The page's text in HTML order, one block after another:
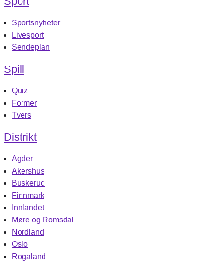
Sportsnyheter
Livesport
Sendeplan
Spill
Quiz
Former
Tvers
Distrikt
Agder
Akershus
Buskerud
Finnmark
Innlandet
Møre og Romsdal
Nordland
Oslo
Rogaland